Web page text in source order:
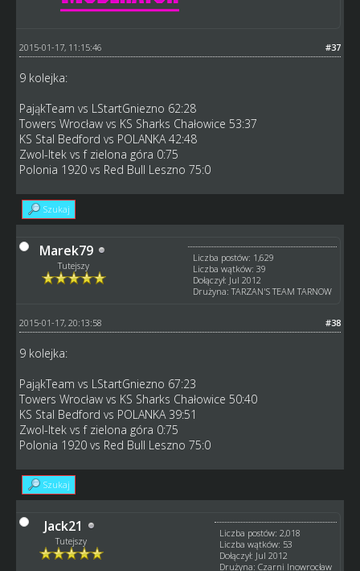
#37
2015-01-17, 11:15:46
9 kolejka:
PająkTeam vs LStartGniezno 62:28
Towers Wrocław vs KS Sharks Chałowice 53:37
KS Stal Bedford vs POLANKA 42:48
Zwol-Itek vs f zielona góra 0:75
Polonia 1920 vs Red Bull Leszno 75:0
Szukaj
Marek79
Tutejszy
Liczba postów: 1,629
Liczba wątków: 39
Dołączył: Jul 2012
Drużyna: TARZAN'S TEAM TARNOW
#38
2015-01-17, 20:13:58
9 kolejka:
PająkTeam vs LStartGniezno 67:23
Towers Wrocław vs KS Sharks Chałowice 50:40
KS Stal Bedford vs POLANKA 39:51
Zwol-Itek vs f zielona góra 0:75
Polonia 1920 vs Red Bull Leszno 75:0
Szukaj
Jack21
Tutejszy
Liczba postów: 2,018
Liczba wątków: 53
Dołączył: Jul 2012
Drużyna: Czarni Inowrocław